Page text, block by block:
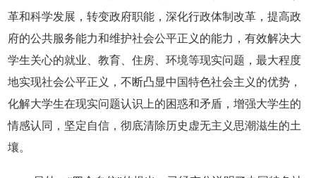
革和科学发展，转变政府职能，深化行政体制改革，提高政
府的公共服务能力和维护社会公平正义的能力，有效解决大
学生关心的就业、教育、住房、环境等现实问题，最大程度
地实现社会公平正义，不断凸显中国特色社会主义的优势，
化解大学生在现实问题认识上的困惑和矛盾，增强大学生的
情感认同，坚定自信，彻底清除历史虚无主义思潮滋生的土
壤。